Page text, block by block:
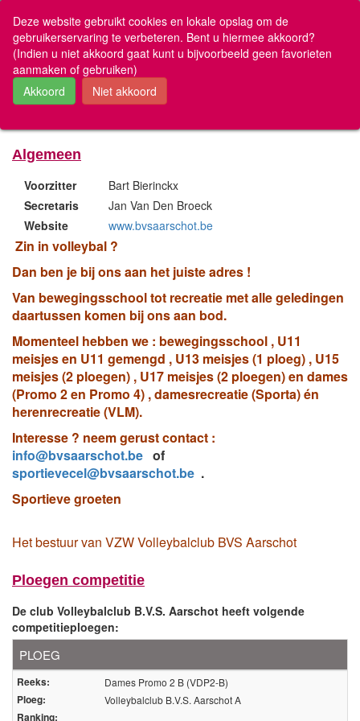
Deze website gebruikt cookies en lokale opslag om de
gebruikerservaring te verbeteren. Bent u hiermee akkoord?
(Indien u niet akkoord gaat kunt u bijvoorbeeld geen favorieten
aanmaken of gebruiken)
Mijn Favorieten
Limburg
Oost-Vlaanderen
Vlaams-Brabant
VOBOG
De Vriendschap
Overige wedstrijden
Over volleyscores
Over volleyscores.be
Seizoenen
Seizoen 2026/2027
Seizoen 2022/2023
www.volleyscores.be
Club VB-2270 Volleybalclub B.V.S.
Aarschot
Algemeen
Voorzitter
Bart Bierinckx
Secretaris
Jan Van Den Broeck
Website
www.bvsaarschot.be
Zin in volleybal ?
Dan ben je bij ons aan het juiste adres !
Van bewegingsschool tot recreatie met alle geledingen
daartussen komen bij ons aan bod.
Momenteel hebben we : bewegingsschool , U11
meisjes en U11 gemengd , U13 meisjes (1 ploeg) , U15
meisjes (2 ploegen) , U17 meisjes (2 ploegen) en dames
(Promo 2 en Promo 4) , damesrecreatie (Sporta) én
herenrecreatie (VLM).
Interesse ? neem gerust contact :
info@bvsaarschot.be of
sportievecel@bvsaarschot.be .
Sportieve groeten
Het bestuur van VZW Volleybalclub BVS Aarschot
Ploegen competitie
De club Volleybalclub B.V.S. Aarschot heeft volgende
competitieploegen:
PLOEG
Reeks: Dames Promo 2 B (VDP2-B)
Ploeg: Volleybalclub B.V.S. Aarschot A
Ranking: